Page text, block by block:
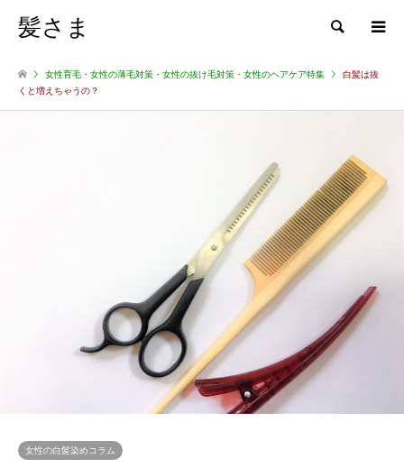
髪さま 検索
女性育毛・女性の薄毛対策・女性の抜け毛対策・女性のヘアケア特集
白髪は抜
くと増えちゃうの？
女性の白髪染めコラム